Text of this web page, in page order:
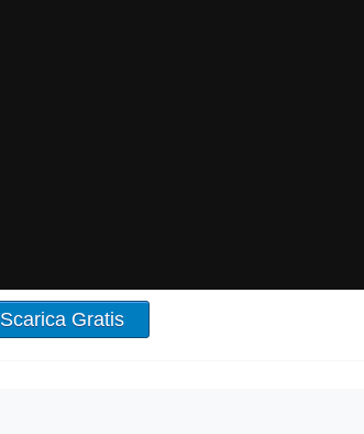
Scarica Gratis